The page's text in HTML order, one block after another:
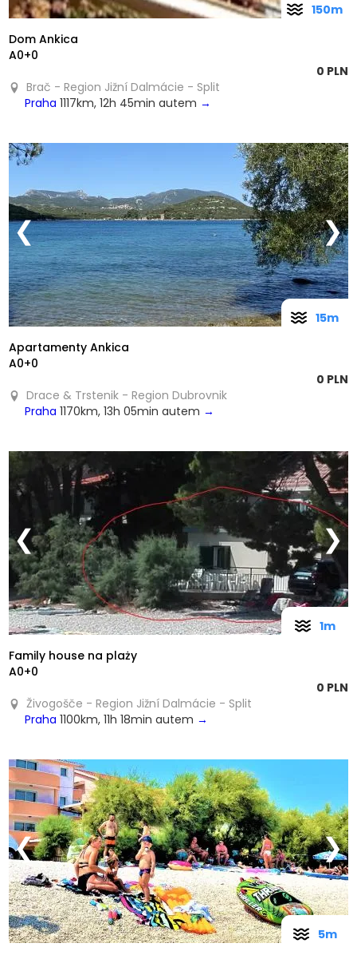
Dom Ankica
A0+0
0 PLN
Brač - Region Jižní Dalmácie - Split
Praha 1117km, 12h 45min autem →
150m
❮ ❯
Apartamenty Ankica
A0+0
0 PLN
Drace & Trstenik - Region Dubrovnik
Praha 1170km, 13h 05min autem →
15m
❮ ❯
Family house na plaży
A0+0
0 PLN
Živogošče - Region Jižní Dalmácie - Split
Praha 1100km, 11h 18min autem →
1m
❮ ❯
5m